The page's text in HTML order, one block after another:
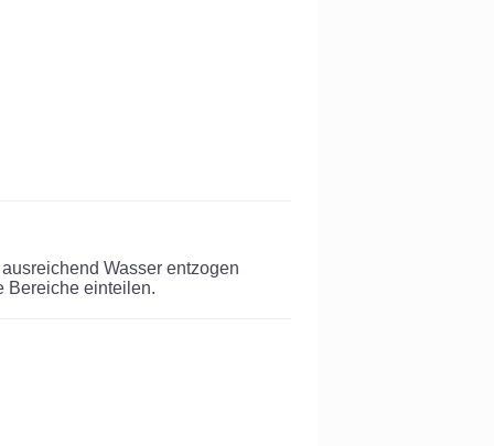
Wasser entzogen
Bereiche einteilen.